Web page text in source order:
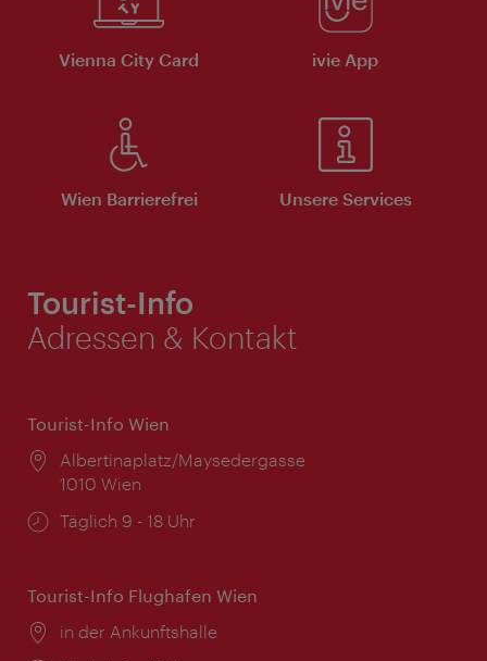
Vienna City Card ivie App
Wien Barrierefrei Unsere Services
Tourist-Info
Adressen & Kontakt
Tourist-Info Wien
Ort:
Albertinaplatz/Maysedergasse
1010 Wien
Öffnungszeiten:
Täglich 9 - 18 Uhr
Tourist-Info Flughafen Wien
Ort:
in der Ankunftshalle